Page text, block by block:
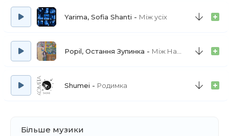
Yarima, Sofia Shanti Між усіх
Popil, Остання Зупинка Між Нами
Shumei Родимка
Більше музики